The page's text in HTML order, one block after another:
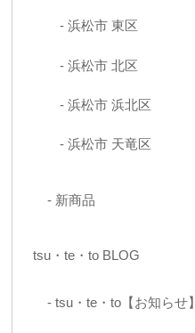
浜松市 東区
浜松市 北区
浜松市 浜北区
浜松市 天竜区
新商品
tsu・te・to BLOG
tsu・te・to【お知らせ】